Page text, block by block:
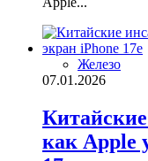
Железо
07.01.2026
как Apple